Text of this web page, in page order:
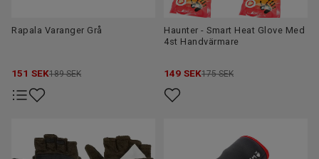
Rapala Varanger Grå
151 SEK189 SEK
Haunter - Smart Heat Glove Med
4st Handvärmare
149 SEK175 SEK